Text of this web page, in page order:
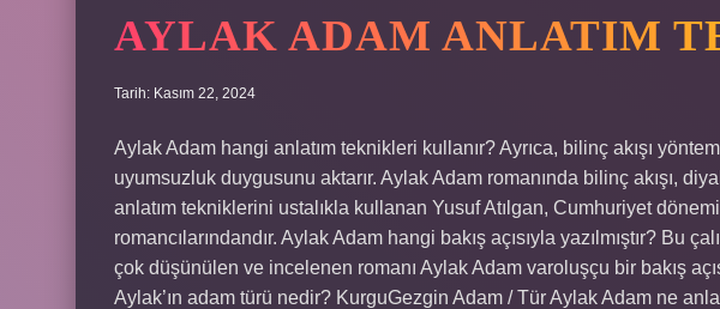
AYLAK ADAM ANLATIM
Tarih: Kasım 22, 2024
Aylak Adam hangi anlatım teknikleri kullanır? Ayrıca, bilinç akışı
uyumsuzluk duygusunu aktarır. Aylak Adam romanında bilinç akışı,
anlatım tekniklerini ustalıkla kullanan Yusuf Atılgan, Cumhuriyet
romancılarındandır. Aylak Adam hangi bakış açısıyla yazılmıştır? Bu
çok düşünülen ve incelenen romanı Aylak Adam varoluşçu bir bakış
Aylak’ın adam türü nedir? KurguGezgin Adam / Tür Aylak Adam ne